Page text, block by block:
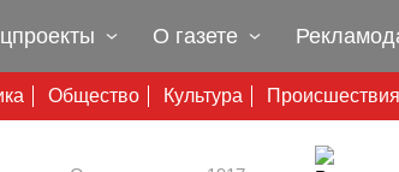
Общество Культура Происшествия
О газете